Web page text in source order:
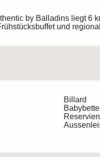
by Balladins liegt 6
und
Billard